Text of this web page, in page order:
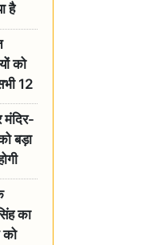
है
की
को
12
बड़ा
का
को